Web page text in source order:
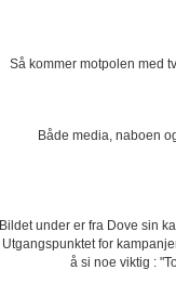
Så kommer motpolen med
Både media, naboen
Bildet under er fra Dove sin
Utgangspunktet for
å si noe viktig :